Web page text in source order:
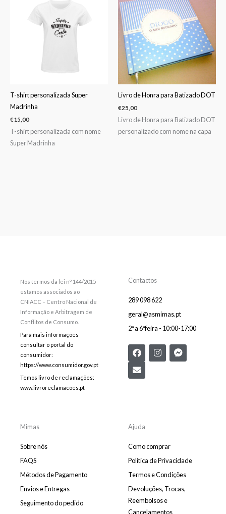
T-shirt personalizada Super
Madrinha
€15,00
T-shirt personalizada com nome
Super Madrinha
Livro de Honra para Batizado DOT
€25,00
Livro de Honra para Batizado DOT
personalizado com nome na capa
Nos termos da lei nº 144/2015
estamos associados ao
CNIACC – Centro Nacional de
Informação e Arbitragem de
Conflitos de Consumo.
Para mais informações
consultar o portal do
consumidor:
https://www.consumidor.gov.pt
Temos livro de reclamações:
www.livroreclamacoes.pt
Contactos
289 098 622
geral@asmimas.pt
2ª a 6ªfeira - 10:00-17:00
F
a
c
e
b
I
n
s
F
a
c
e
g
e
r
E
n
v
e
l
Mimas
Sobre nós
FAQS
Métodos de Pagamento
Envios e Entregas
Seguimento do pedido
Ajuda
Como comprar
Política de Privacidade
Termos e Condições
Devoluções, Trocas,
Reembolsos e
Cancelamentos